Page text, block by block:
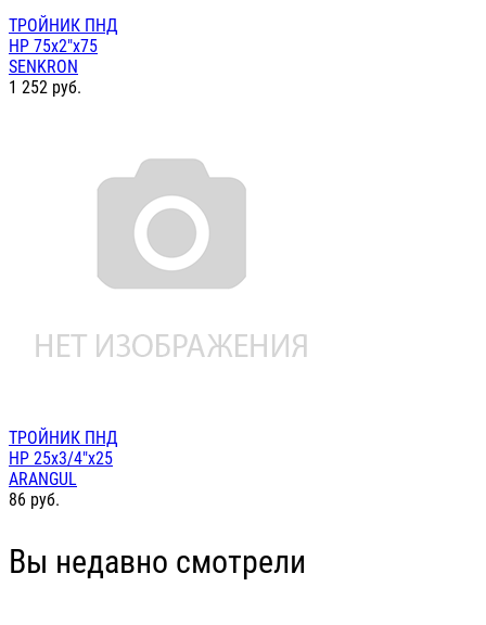
ТРОЙНИК ПНД
НР 75х2"х75
SENKRON
1 252 руб.
ТРОЙНИК ПНД
НР 25х3/4"х25
ARANGUL
86 руб.
Вы недавно смотрели